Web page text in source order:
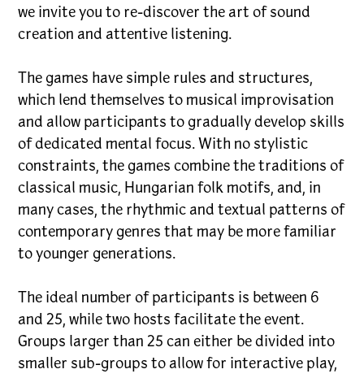
we invite you to re-discover the art of sound
creation and attentive listening.
The games have simple rules and structures,
which lend themselves to musical improvisation
and allow participants to gradually develop skills
of dedicated mental focus. With no stylistic
constraints, the games combine the traditions of
classical music, Hungarian folk motifs, and, in
many cases, the rhythmic and textual patterns of
contemporary genres that may be more familiar
to younger generations.
The ideal number of participants is between 6
and 25, while two hosts facilitate the event.
Groups larger than 25 can either be divided into
smaller sub-groups to allow for interactive play,